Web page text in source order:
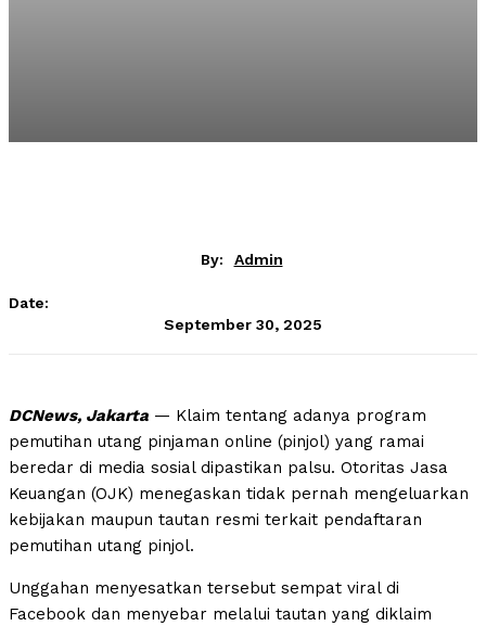
By: Admin
Date:
September 30, 2025
DCNews, Jakarta — Klaim tentang adanya program
pemutihan utang pinjaman online (pinjol) yang ramai
beredar di media sosial dipastikan palsu. Otoritas Jasa
Keuangan (OJK) menegaskan tidak pernah mengeluarkan
kebijakan maupun tautan resmi terkait pendaftaran
pemutihan utang pinjol.
Unggahan menyesatkan tersebut sempat viral di
Facebook dan menyebar melalui tautan yang diklaim